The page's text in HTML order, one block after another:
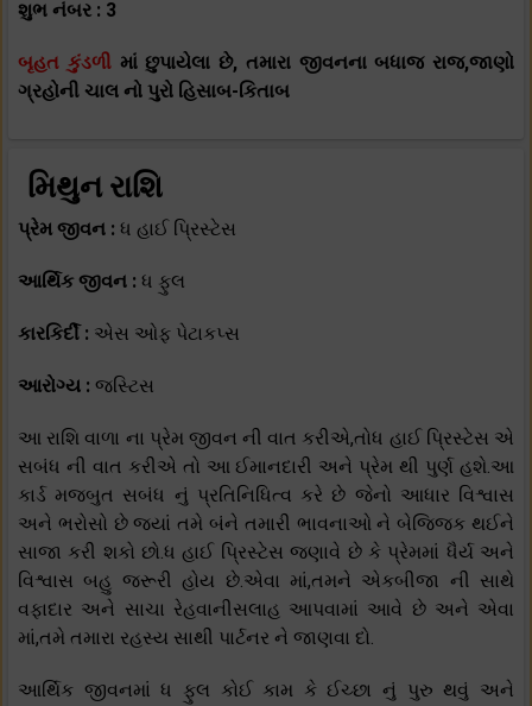
શુભ નંબર : 3
બૃહત કુંડળી માં છુપાયેલા છે, તમારા જીવનના બધાજ રાજ,જાણો
ગ્રહોની ચાલ નો પુરો હિસાબ-કિતાબ
મિથુન રાશિ
પ્રેમ જીવન : ધ હાઈ પ્રિસ્ટેસ
આર્થિક જીવન : ધ ફુલ
કારકિર્દી : એસ ઓફ પેટાકપ્સ
આરોગ્ય : જસ્ટિસ
આ રાશિ વાળા ના પ્રેમ જીવન ની વાત કરીએ,તોધ હાઈ પ્રિસ્ટેસ એ
સબંધ ની વાત કરીએ તો આ ઈમાનદારી અને પ્રેમ થી પુર્ણ હશે.આ
કાર્ડ મજબુત સબંધ નું પ્રતિનિધિત્વ કરે છે જેનો આધાર વિશ્વાસ
અને ભરોસો છે જ્યાં તમે બંને તમારી ભાવનાઓ ને બેજિજક થઈને
સાજા કરી શકો છો.ધ હાઈ પ્રિસ્ટેસ જણાવે છે કે પ્રેમમાં ધૈર્ય અને
વિશ્વાસ બહુ જરૂરી હોય છે.એવા માં,તમને એકબીજા ની સાથે
વફાદાર અને સાચા રેહવાનીસલાહ આપવામાં આવે છે અને એવા
માં,તમે તમારા રહસ્ય સાથી પાર્ટનર ને જાણવા દો.
આર્થિક જીવનમાં ધ ફુલ કોઈ કામ કે ઈચ્છા નું પુરુ થવું અને